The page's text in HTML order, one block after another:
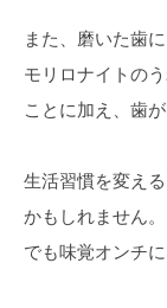
また、磨いた歯
モリロナイトの
ことに加え、歯
生活習慣を変え
かもしれません。
でも味覚オンチ